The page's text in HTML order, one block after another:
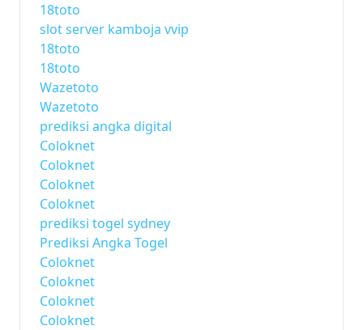
18toto
slot server kamboja vvip
18toto
18toto
Wazetoto
Wazetoto
prediksi angka digital
Coloknet
Coloknet
Coloknet
Coloknet
prediksi togel sydney
Prediksi Angka Togel
Coloknet
Coloknet
Coloknet
Coloknet